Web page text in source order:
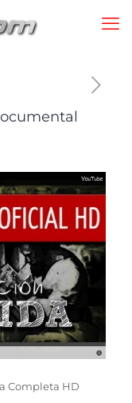
Completa HD